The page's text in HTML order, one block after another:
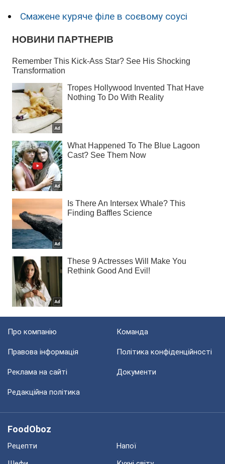
Смажене куряче філе в соєвому соусі
Про компанію Команда
Правова інформація Політика конфіденційності
Реклама на сайті Документи
Редакційна політика
FoodOboz
Рецепти
Напої